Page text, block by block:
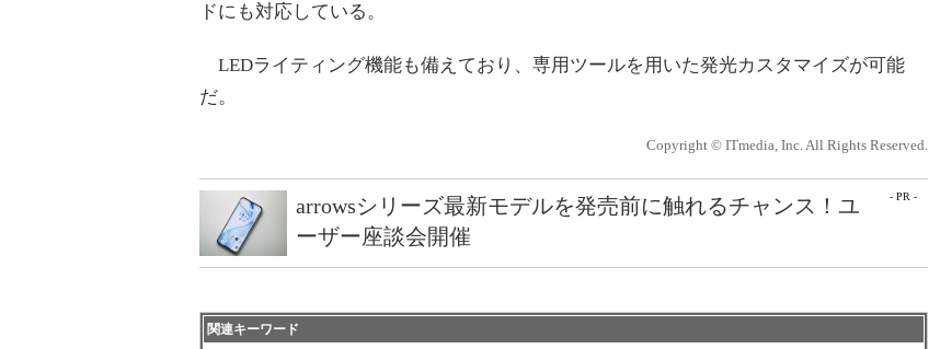
ドにも対応している。
LEDライティング機能も備えており、専用ツールを用いた発光カスタマイズが可能
だ。
Copyright © ITmedia, Inc. All Rights Reserved.
- PR -
arrowsシリーズ最新モデルを発売前に触れるチャンス！ユ
ーザー座談会開催
関連キーワード